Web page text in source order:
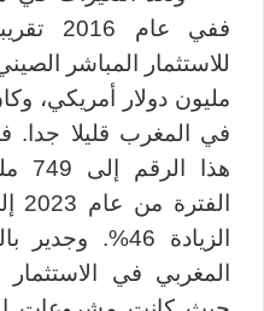
ففي
مليون دولار أمريكي،
الزيادة 46%.
المغربي في